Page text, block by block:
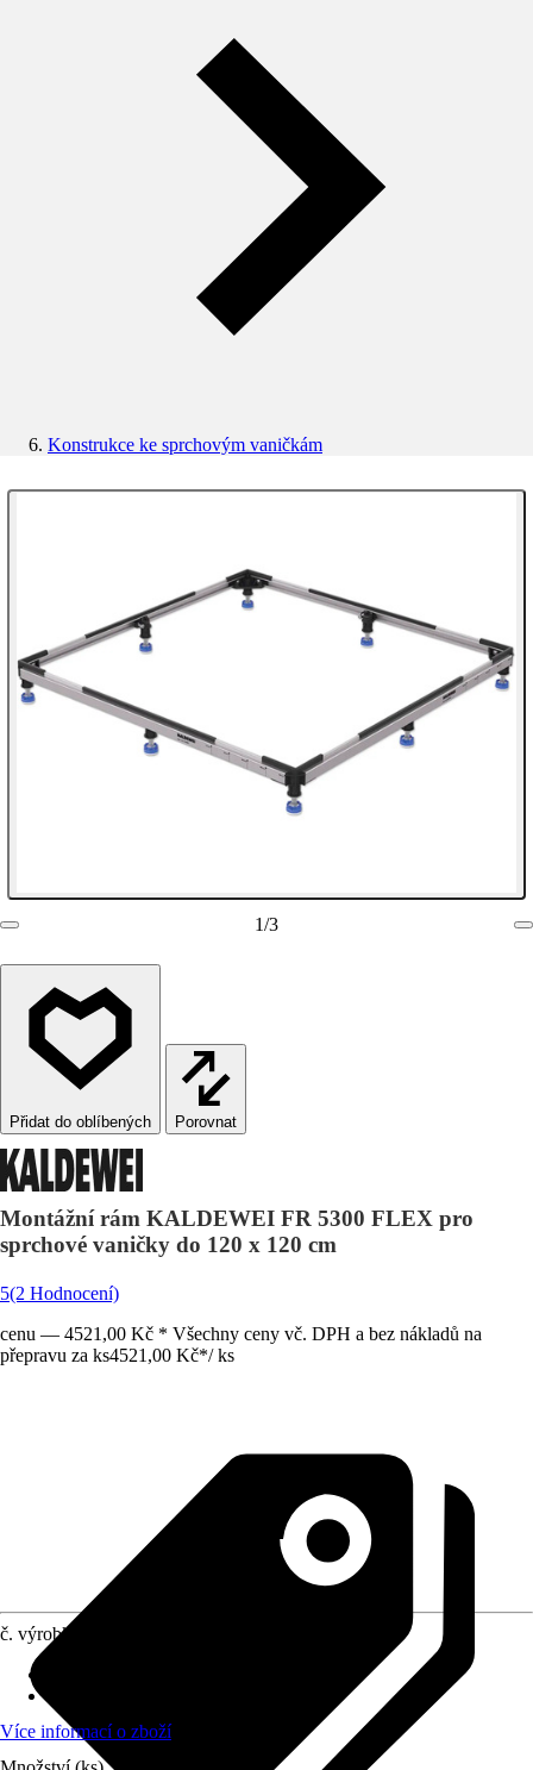
Konstrukce ke sprchovým vaničkám
1/3
Porovnat
Montážní rám KALDEWEI FR 5300 FLEX pro
sprchové vaničky do 120 x 120 cm
5(2 Hodnocení)
cenu — 4521,00 Kč * Všechny ceny vč. DPH a bez nákladů na
přepravu za ks4521,00 Kč*/ ks
č. výrobku
Více informací o zboží